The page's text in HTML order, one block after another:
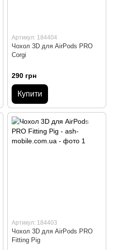
Артикул: 184404
Чохол 3D для AirPods PRO
Corgi
290 грн
Купити
Артикул: 184403
Чохол 3D для AirPods PRO
Fitting Pig